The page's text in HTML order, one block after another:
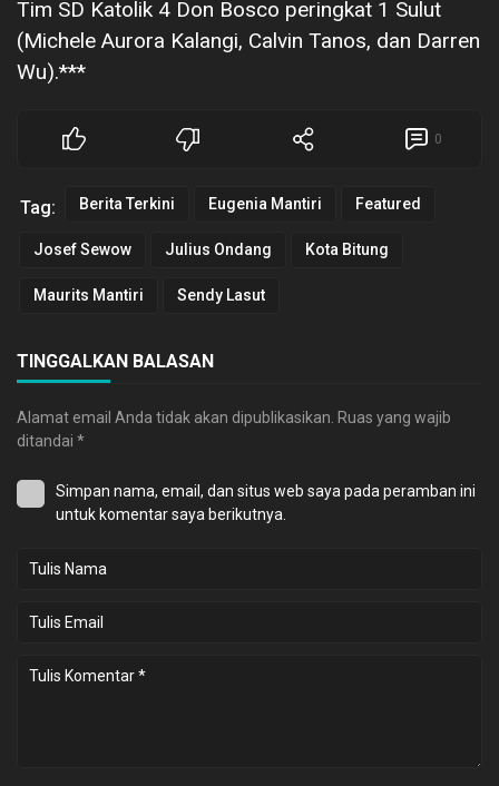
Tim SD Katolik 4 Don Bosco peringkat 1 Sulut
(Michele Aurora Kalangi, Calvin Tanos, dan Darren
Wu).***
0
Tag: Berita Terkini Eugenia Mantiri Featured
Josef Sewow Julius Ondang Kota Bitung
Maurits Mantiri Sendy Lasut
TINGGALKAN BALASAN
Alamat email Anda tidak akan dipublikasikan. Ruas yang wajib
ditandai *
Simpan nama, email, dan situs web saya pada peramban ini
untuk komentar saya berikutnya.